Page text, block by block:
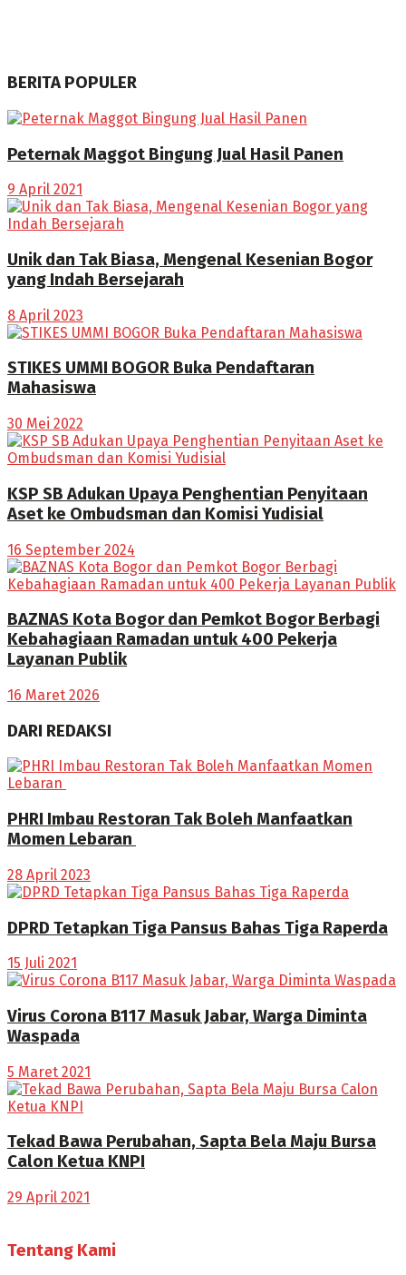
BERITA POPULER
Peternak Maggot Bingung Jual Hasil Panen
9 April 2021
Unik dan Tak Biasa, Mengenal Kesenian Bogor
yang Indah Bersejarah
8 April 2023
STIKES UMMI BOGOR Buka Pendaftaran
Mahasiswa
30 Mei 2022
KSP SB Adukan Upaya Penghentian Penyitaan
Aset ke Ombudsman dan Komisi Yudisial
16 September 2024
BAZNAS Kota Bogor dan Pemkot Bogor Berbagi
Kebahagiaan Ramadan untuk 400 Pekerja
Layanan Publik
16 Maret 2026
DARI REDAKSI
PHRI Imbau Restoran Tak Boleh Manfaatkan
Momen Lebaran
28 April 2023
DPRD Tetapkan Tiga Pansus Bahas Tiga Raperda
15 Juli 2021
Virus Corona B117 Masuk Jabar, Warga Diminta
Waspada
5 Maret 2021
Tekad Bawa Perubahan, Sapta Bela Maju Bursa
Calon Ketua KNPI
29 April 2021
Tentang Kami